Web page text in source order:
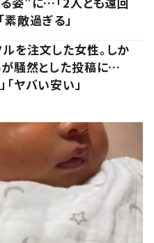
素敵過ぎる」
を注文した女性。しか
が騒然とした投稿に…
「ヤバい安い」